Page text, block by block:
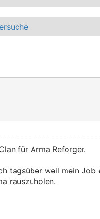
für Arma Reforger.
tagsüber weil mein
rauszuholen.